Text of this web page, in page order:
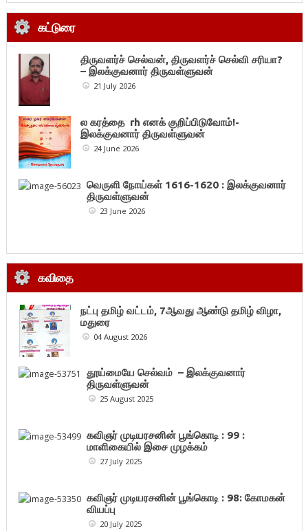
கட்டுரை
திருவளர்ச் செல்வன், திருவளர்ச் செல்வி சரியா?
– இலக்குவனார் திருவள்ளுவன்
21 July 2026
ல கரத்தை rh எனக் குறிப்பிடுவோம்!-
இலக்குவனார் திருவள்ளுவன்
24 June 2026
வெருளி நோய்கள் 1616-1620 : இலக்குவனார்
திருவள்ளுவன்
23 June 2026
கவிதை
நட்பு தமிழ் வட்டம், 7ஆவது ஆண்டு தமிழ் விழா,
மதுரை
04 August 2026
தூய்மையே செல்வம் – இலக்குவனார்
திருவள்ளுவன்
25 August 2025
கவிஞர் முடியரசனின் பூங்கொடி : 99 :
மாளிகையில் இசை முழக்கம்
27 July 2025
கவிஞர் முடியரசனின் பூங்கொடி : 98: கோமகன்
வியப்பு
20 July 2025